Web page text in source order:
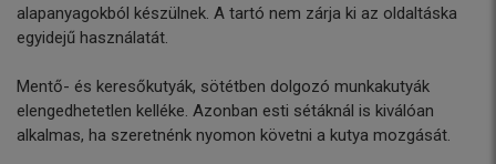
alapanyagokból készülnek. A tartó nem zárja ki az oldaltáska
egyidejű használatát.
Mentő- és keresőkutyák, sötétben dolgozó munkakutyák
elengedhetetlen kelléke. Azonban esti sétáknál is kiválóan
alkalmas, ha szeretnénk nyomon követni a kutya mozgását.